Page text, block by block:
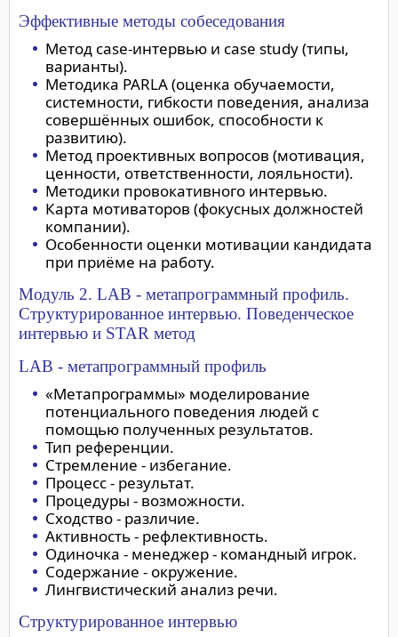
Эффективные методы собеседования
Метод case-интервью и case study (типы,
варианты).
Методика PARLA (оценка обучаемости,
системности, гибкости поведения, анализа
совершённых ошибок, способности к
развитию).
Метод проективных вопросов (мотивация,
ценности, ответственности, лояльности).
Методики провокативного интервью.
Карта мотиваторов (фокусных должностей
компании).
Особенности оценки мотивации кандидата
при приёме на работу.
Модуль 2. LAB - метапрограммный профиль.
Структурированное интервью. Поведенческое
интервью и STAR метод
LAB - метапрограммный профиль
«Метапрограммы» моделирование
потенциального поведения людей с
помощью полученных результатов.
Тип референции.
Стремление - избегание.
Процесс - результат.
Процедуры - возможности.
Сходство - различие.
Активность - рефлективность.
Одиночка - менеджер - командный игрок.
Содержание - окружение.
Лингвистический анализ речи.
Структурированное интервью